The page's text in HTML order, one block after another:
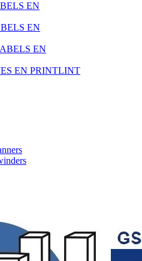
EN
EN
EN
EN PRINTLINT